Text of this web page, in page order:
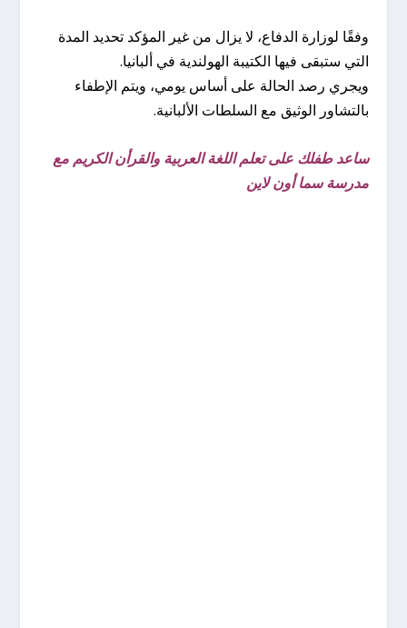
وفقًا لوزارة الدفاع، لا يزال من غير المؤكد تحديد المدة
التي ستبقى فيها الكتيبة الهولندية في ألبانيا.
ويجري رصد الحالة على أساس يومي، ويتم الإطفاء
بالتشاور الوثيق مع السلطات الألبانية.
ساعد طفلك على تعلم اللغة العربية والقرأن الكريم مع
مدرسة سما أون لاين